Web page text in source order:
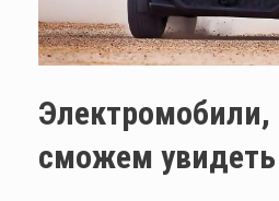
сможем увидеть